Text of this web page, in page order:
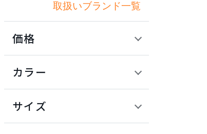
キッチン家電
オフプライス什器
アボール
アクメファニチャー
ADAL
取扱いブランド一覧
価格
カラー
サイズ